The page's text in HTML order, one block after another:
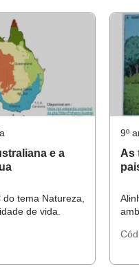
e a
do tema Natureza,
de vida.
9º
As